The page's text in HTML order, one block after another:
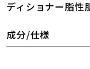
ディショナー脂性
成分/仕様